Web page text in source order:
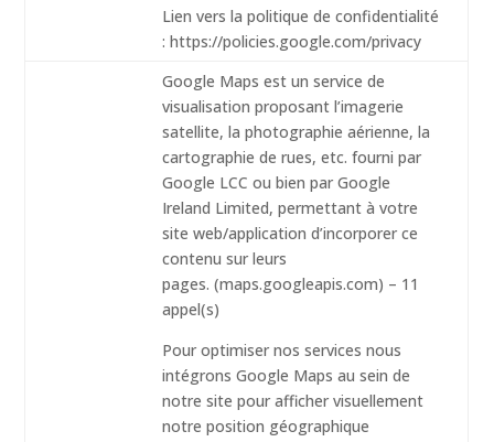
Lien vers la politique de confidentialité
: https://policies.google.com/privacy
Google Maps est un service de
visualisation proposant l’imagerie
satellite, la photographie aérienne, la
cartographie de rues, etc. fourni par
Google LCC ou bien par Google
Ireland Limited, permettant à votre
site web/application d’incorporer ce
contenu sur leurs
pages. (maps.googleapis.com) – 11
appel(s)
Pour optimiser nos services nous
intégrons Google Maps au sein de
notre site pour afficher visuellement
notre position géographique